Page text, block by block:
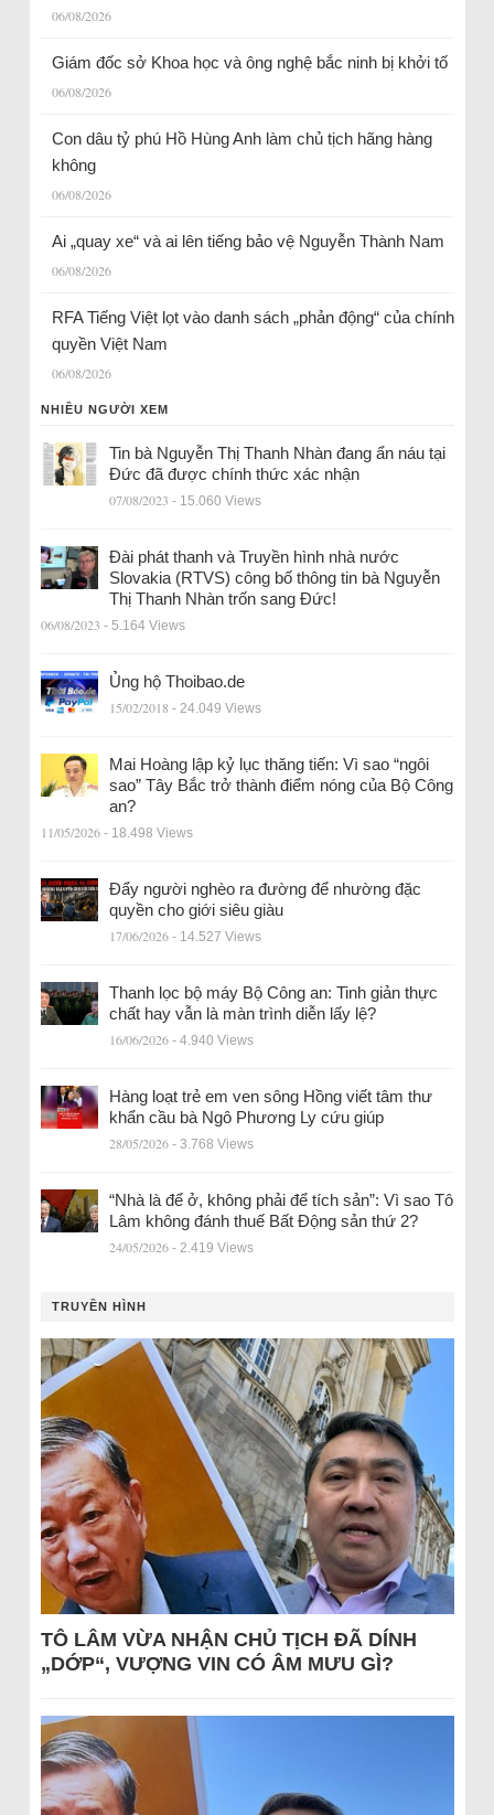
06/08/2026
Giám đốc sở Khoa học và ông nghệ bắc ninh bị khởi tố
06/08/2026
Con dâu tỷ phú Hồ Hùng Anh làm chủ tịch hãng hàng
không
06/08/2026
Ai „quay xe“ và ai lên tiếng bảo vệ Nguyễn Thành Nam
06/08/2026
RFA Tiếng Việt lọt vào danh sách „phản động“ của chính
quyền Việt Nam
06/08/2026
NHIỀU NGƯỜI XEM
Tin bà Nguyễn Thị Thanh Nhàn đang ẩn náu tại
Đức đã được chính thức xác nhận
07/08/2023 - 15.060 Views
Đài phát thanh và Truyền hình nhà nước
Slovakia (RTVS) công bố thông tin bà Nguyễn
Thị Thanh Nhàn trốn sang Đức!
06/08/2023 - 5.164 Views
Ủng hộ Thoibao.de
15/02/2018 - 24.049 Views
Mai Hoàng lập kỷ lục thăng tiến: Vì sao “ngôi
sao” Tây Bắc trở thành điểm nóng của Bộ Công
an?
11/05/2026 - 18.498 Views
Đẩy người nghèo ra đường để nhường đặc
quyền cho giới siêu giàu
17/06/2026 - 14.527 Views
Thanh lọc bộ máy Bộ Công an: Tinh giản thực
chất hay vẫn là màn trình diễn lấy lệ?
16/06/2026 - 4.940 Views
Hàng loạt trẻ em ven sông Hồng viết tâm thư
khẩn cầu bà Ngô Phương Ly cứu giúp
28/05/2026 - 3.768 Views
“Nhà là để ở, không phải để tích sản”: Vì sao Tô
Lâm không đánh thuế Bất Động sản thứ 2?
24/05/2026 - 2.419 Views
TRUYỀN HÌNH
TÔ LÂM VỪA NHẬN CHỦ TỊCH ĐÃ DÍNH
„DỚP“, VƯỢNG VIN CÓ ÂM MƯU GÌ?